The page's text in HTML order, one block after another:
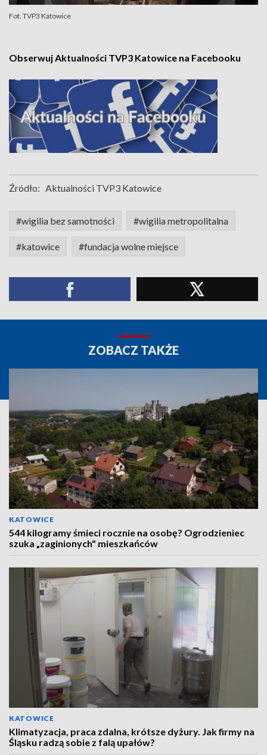
Fot. TVP3 Katowice
Obserwuj Aktualności TVP3 Katowice na Facebooku
Źródło: Aktualności TVP3 Katowice
#wigilia bez samotności #wigilia metropolitalna
#katowice #fundacja wolne miejsce
ZOBACZ TAKŻE
KATOWICE
544 kilogramy śmieci rocznie na osobę? Ogrodzieniec
szuka „zaginionych" mieszkańców
KATOWICE
Klimatyzacja, praca zdalna, krótsze dyżury. Jak firmy na
Śląsku radzą sobie z falą upałów?